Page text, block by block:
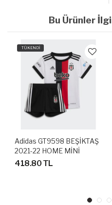
Bu Ürünler
TÜKENDİ
Adidas GT9598 BEŞİKTAŞ
2021-22 HOME MİNİ
BEBEK FUTBOL FORMA
418.80 TL